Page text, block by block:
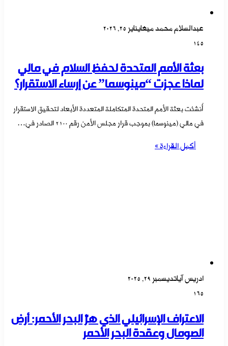
عبدالسلام محمد ميغايناير 25, 2026
145
بعثة الأمم المتحدة لحفظ السلام في مالي
لماذا عجزت “مينوسما” عن إرساء الاستقرار؟
أُنشئت بعثة الأمم المتحدة المتكاملة المتعددة الأبعاد لتحقيق الاستقرار
في مالي (مينوسما) بموجب قرار مجلس الأمن رقم 2100 الصادر في…
أكمل القراءة »
ادريس آياتديسمبر 29, 2025
165
الاعتراف الإسرائيلي الذي هزّ البحر الأحمر: أرض
الصومال وعقدة البحر الأحمر